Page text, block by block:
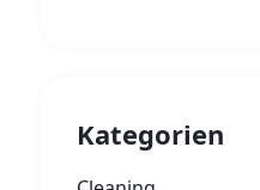
Kategorien